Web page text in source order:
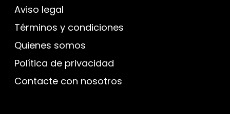
Aviso legal
Términos y condiciones
Quienes somos
Política de privacidad
Contacte con nosotros